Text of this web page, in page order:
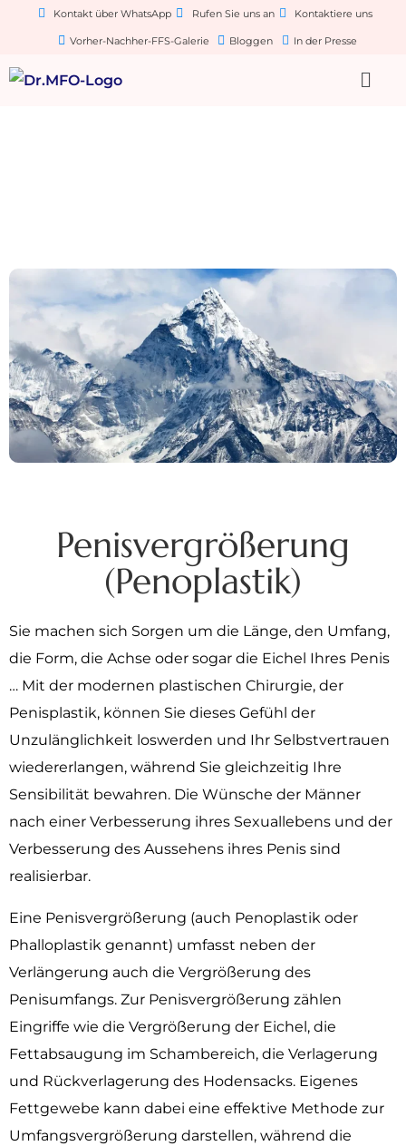
Kontakt über WhatsApp Rufen Sie uns an Kontaktiere uns
Vorher-Nachher-FFS-Galerie Bloggen In der Presse
Penisvergrößerung
(Penoplastik)
Sie machen sich Sorgen um die Länge, den Umfang,
die Form, die Achse oder sogar die Eichel Ihres Penis
… Mit der modernen plastischen Chirurgie, der
Penisplastik, können Sie dieses Gefühl der
Unzulänglichkeit loswerden und Ihr Selbstvertrauen
wiedererlangen, während Sie gleichzeitig Ihre
Sensibilität bewahren. Die Wünsche der Männer
nach einer Verbesserung ihres Sexuallebens und der
Verbesserung des Aussehens ihres Penis sind
realisierbar.
Eine Penisvergrößerung (auch Penoplastik oder
Phalloplastik genannt) umfasst neben der
Verlängerung auch die Vergrößerung des
Penisumfangs. Zur Penisvergrößerung zählen
Eingriffe wie die Vergrößerung der Eichel, die
Fettabsaugung im Schambereich, die Verlagerung
und Rückverlagerung des Hodensacks. Eigenes
Fettgewebe kann dabei eine effektive Methode zur
Umfangsvergrößerung darstellen, während die